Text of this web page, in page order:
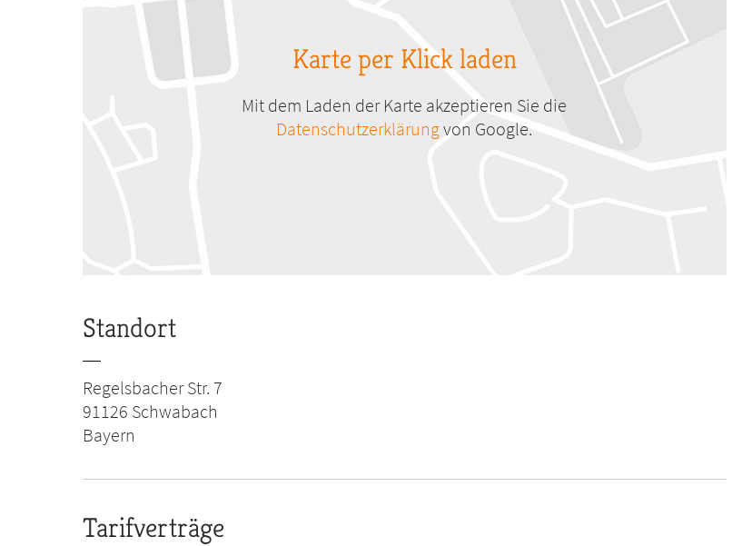
Karte per Klick laden
Mit dem Laden der Karte akzeptieren Sie die
Datenschutzerklärungvon Google.
Standort
Regelsbacher Str. 7
91126 Schwabach
Bayern
Tarifverträge